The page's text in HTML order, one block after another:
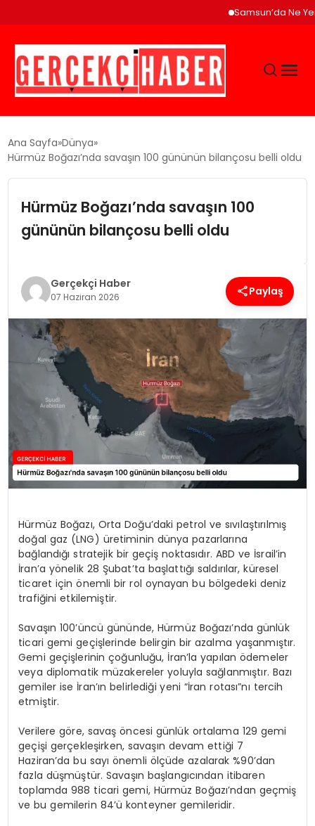
Samsun’da Ne Yenir?
GÜNCEL
EĞITIM
EKONOMI
SAĞLIK
TEKNOLOJI
YAŞAM
Ana Sayfa Dünya
Hürmüz Boğazı’nda savaşın 100 gününün bilançosu belli oldu
Hürmüz Boğazı’nda savaşın 100
gününün bilançosu belli oldu
Gerçekçi Haber
07 Haziran 2026 Paylaş
Hürmüz Boğazı, Orta Doğu’daki petrol ve sıvılaştırılmış
doğal gaz (LNG) üretiminin dünya pazarlarına
bağlandığı stratejik bir geçiş noktasıdır. ABD ve İsrail’in
İran’a yönelik 28 Şubat’ta başlattığı saldırılar, küresel
ticaret için önemli bir rol oynayan bu bölgedeki deniz
trafiğini etkilemiştir.
Savaşın 100’üncü gününde, Hürmüz Boğazı’nda günlük
ticari gemi geçişlerinde belirgin bir azalma yaşanmıştır.
Gemi geçişlerinin çoğunluğu, İran’la yapılan ödemeler
veya diplomatik müzakereler yoluyla sağlanmıştır. Bazı
gemiler ise İran’ın belirlediği yeni “İran rotası”nı tercih
etmiştir.
Verilere göre, savaş öncesi günlük ortalama 129 gemi
geçişi gerçekleşirken, savaşın devam ettiği 7
Haziran’da bu sayı önemli ölçüde azalarak %90’dan
fazla düşmüştür. Savaşın başlangıcından itibaren
toplamda 988 ticari gemi, Hürmüz Boğazı’ndan geçmiş
ve bu gemilerin 84’ü konteyner gemileridir.